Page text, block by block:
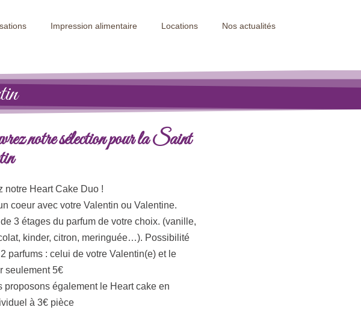
Impression alimentaire Locations Nos actualités
notre sélection pour la Saint
notre Heart Cake Duo !
coeur avec votre Valentin ou Valentine.
3 étages du parfum de votre choix. (vanille,
kinder, citron, meringuée…). Possibilité
parfums : celui de votre Valentin(e) et le
seulement 5€
proposons également le Heart cake en
à 3€ pièce